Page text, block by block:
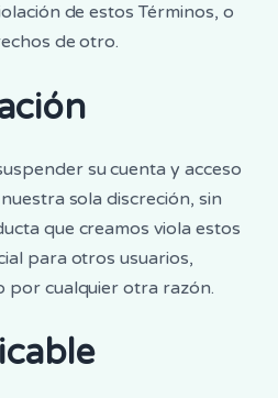
de estos Términos, o
de otro.
su cuenta y acceso
sola discreción, sin
que creamos viola estos
para otros usuarios,
por cualquier otra razón.